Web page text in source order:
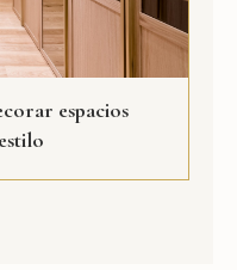
espacios